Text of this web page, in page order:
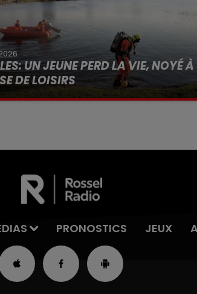
UN JEUNE PERD LA VIE, NOYÉ À
DE LOISIRS
a coulé à pic
PRONOSTICS JEUX